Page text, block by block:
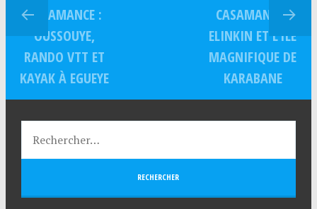
CASAMANCE :
OUSSOUYE,
RANDO VTT ET
KAYAK À EGUEYE
CASAMANCE :
ELINKIN ET L’ÎLE
MAGNIFIQUE DE
KARABANE